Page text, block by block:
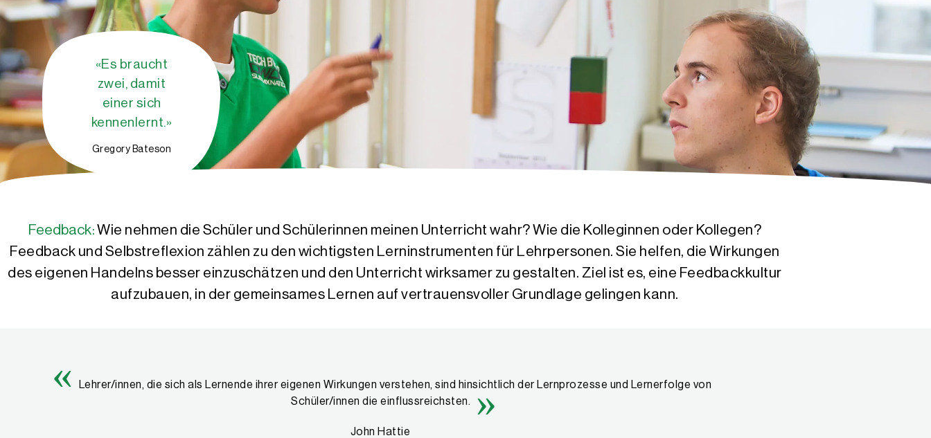
«Es braucht
zwei, damit
einer sich
kennenlernt.»
Gregory Bateson
Feedback: Wie nehmen die Schüler und Schülerinnen meinen Unterricht wahr? Wie die Kolleginnen oder Kollegen?
Feedback und Selbstreflexion zählen zu den wichtigsten Lerninstrumenten für Lehrpersonen. Sie helfen, die Wirkungen
des eigenen Handelns besser einzuschätzen und den Unterricht wirksamer zu gestalten. Ziel ist es, eine Feedbackkultur
aufzubauen, in der gemeinsames Lernen auf vertrauensvoller Grundlage gelingen kann.
Lehrer/innen, die sich als Lernende ihrer eigenen Wirkungen verstehen, sind hinsichtlich der Lernprozesse und Lernerfolge von
Schüler/innen die einflussreichsten.
John Hattie